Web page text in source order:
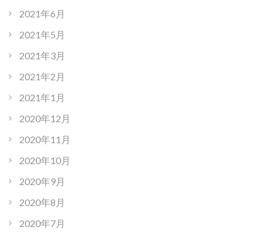
2021年6月
2021年5月
2021年3月
2021年2月
2021年1月
2020年12月
2020年11月
2020年10月
2020年9月
2020年8月
2020年7月